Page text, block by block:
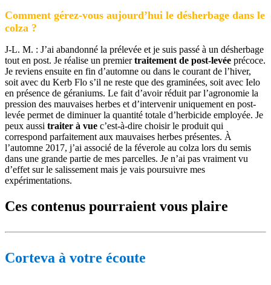
Comment gérez-vous aujourd’hui le désherbage dans le
colza ?
J-L. M. : J’ai abandonné la prélevée et je suis passé à un désherbage
tout en post. Je réalise un premiertraitement de post-levée précoce.
Je reviens ensuite en fin d’automne ou dans le courant de l’hiver,
soit avec du Kerb Flo s’il ne reste que des graminées, soit avec Ielo
en présence de géraniums. Le fait d’avoir réduit par l’agronomie la
pression des mauvaises herbes et d’intervenir uniquement en post-
levée permet de diminuer la quantité totale d’herbicide employée. Je
peux aussi traiter à vue c’est-à-dire choisir le produit qui
correspond parfaitement aux mauvaises herbes présentes. À
l’automne 2017, j’ai associé de la féverole au colza lors du semis
dans une grande partie de mes parcelles. Je n’ai pas vraiment vu
d’effet sur le salissement mais je vais poursuivre mes
expérimentations.
Ces contenus pourraient vous plaire
Corteva à votre écoute